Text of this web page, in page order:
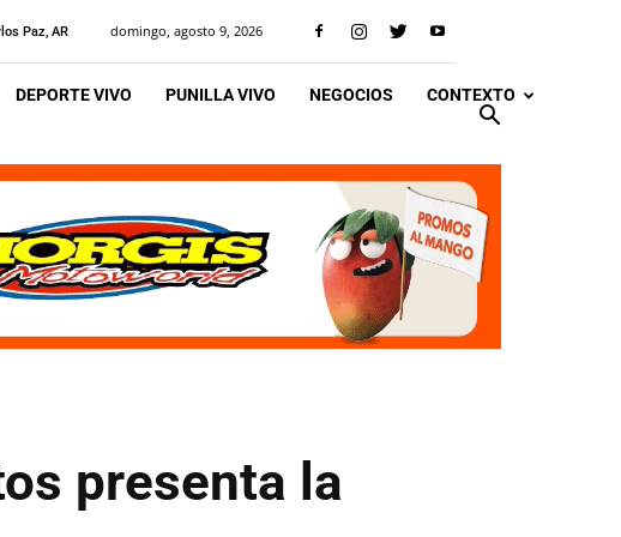
Paz, AR domingo, agosto 9, 2026
DEPORTE VIVO PUNILLA VIVO NEGOCIOS CONTEXTO
presenta la